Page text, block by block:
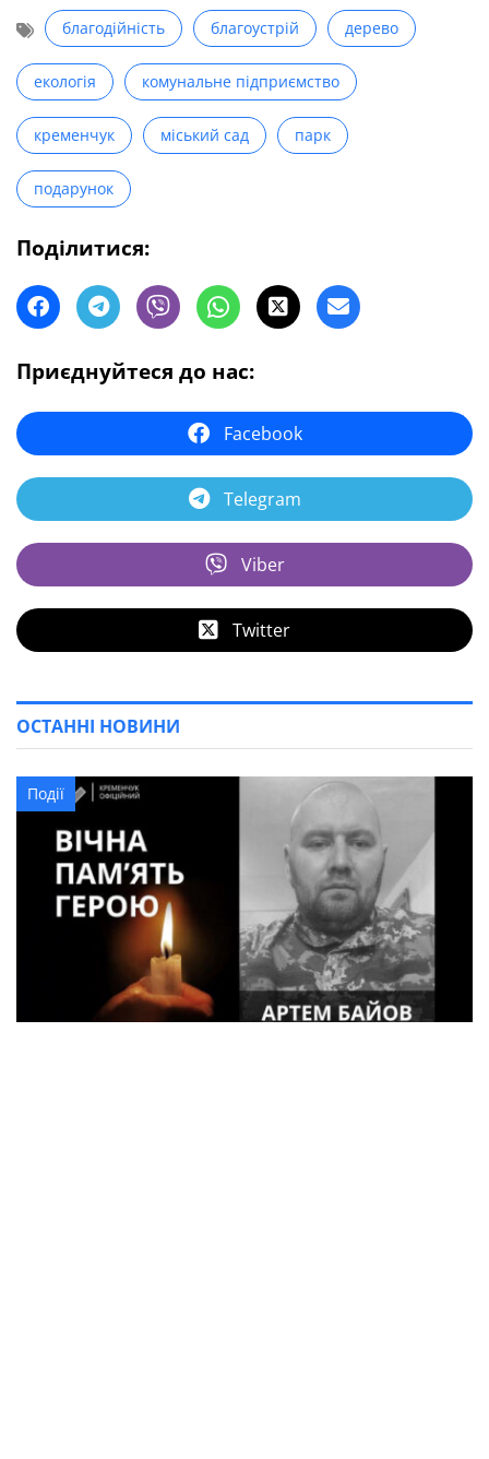
благодійність благоустрій дерево
екологія комунальне підприємство
кременчук міський сад парк
подарунок
Поділитися:
Приєднуйтеся до нас:
Facebook
Telegram
Viber
Twitter
ОСТАННІ НОВИНИ
Події